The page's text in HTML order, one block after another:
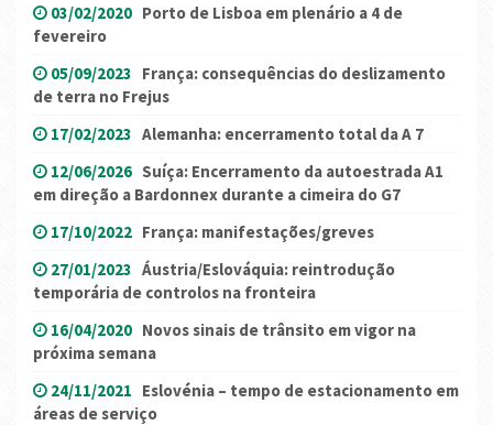
03/02/2020 Porto de Lisboa em plenário a 4 de
fevereiro
05/09/2023 França: consequências do deslizamento
de terra no Frejus
17/02/2023 Alemanha: encerramento total da A 7
12/06/2026 Suíça: Encerramento da autoestrada A1
em direção a Bardonnex durante a cimeira do G7
17/10/2022 França: manifestações/greves
27/01/2023 Áustria/Eslováquia: reintrodução
temporária de controlos na fronteira
16/04/2020 Novos sinais de trânsito em vigor na
próxima semana
24/11/2021 Eslovénia – tempo de estacionamento em
áreas de serviço